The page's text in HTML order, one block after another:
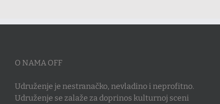
O NAMA OFF
Udruženje je nestranačko, nevladino i neprofitno.
Udruženje se zalaže za doprinos kulturnoj sceni